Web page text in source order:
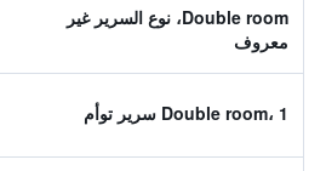
Double room، نوع السرير غير
معروف
Double room، 1 سرير توأم